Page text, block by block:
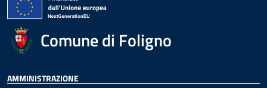
Comune di Foligno
AMMINISTRAZIONE